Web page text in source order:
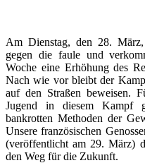
Am Dienstag, den 28.
gegen die faule und
Woche eine Erhöhung des
Nach wie vor bleibt der
auf den Straßen beweisen.
Jugend in diesem Kampf
bankrotten Methoden der
Unsere französischen
(veröffentlicht am 29. März)
den Weg für die Zukunft.